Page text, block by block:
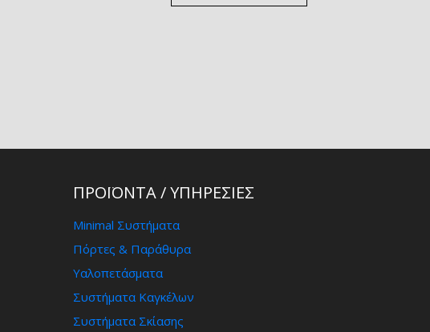
ΠΡΟΪΟΝΤΑ / ΥΠΗΡΕΣΊΕΣ
Minimal Συστήματα
Πόρτες & Παράθυρα
Υαλοπετάσματα
Συστήματα Καγκέλων
Συστήματα Σκίασης